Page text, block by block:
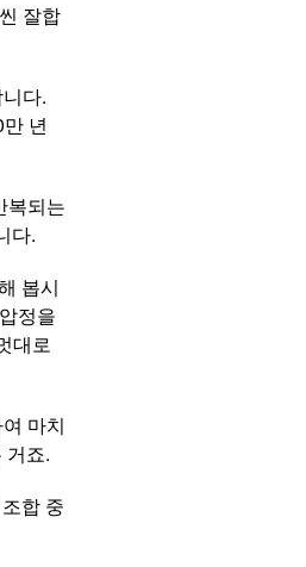
잘합
다.
년
복되는
다.
봅시
정을
대로
마치
거죠.
합 중